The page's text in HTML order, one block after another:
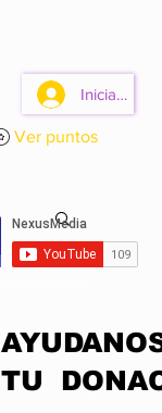
Iniciar sesión
Ver puntos
TU